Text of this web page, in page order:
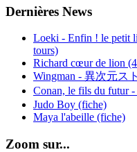
Dernières News
Loeki - Enfin ! le petit
tours)
Richard cœur de lion
Wingman - 異次元ス
Conan, le fils du futur
Judo Boy (fiche)
Maya l'abeille (fiche)
Zoom sur...